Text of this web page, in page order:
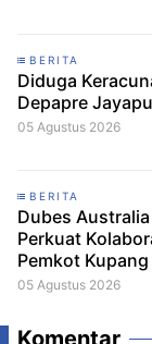
BERITA
Diduga
Depapre
05 Agustus 2026
BERITA
Dubes
Perkuat
Pemkot Kupang
05 Agustus 2026
Komentar